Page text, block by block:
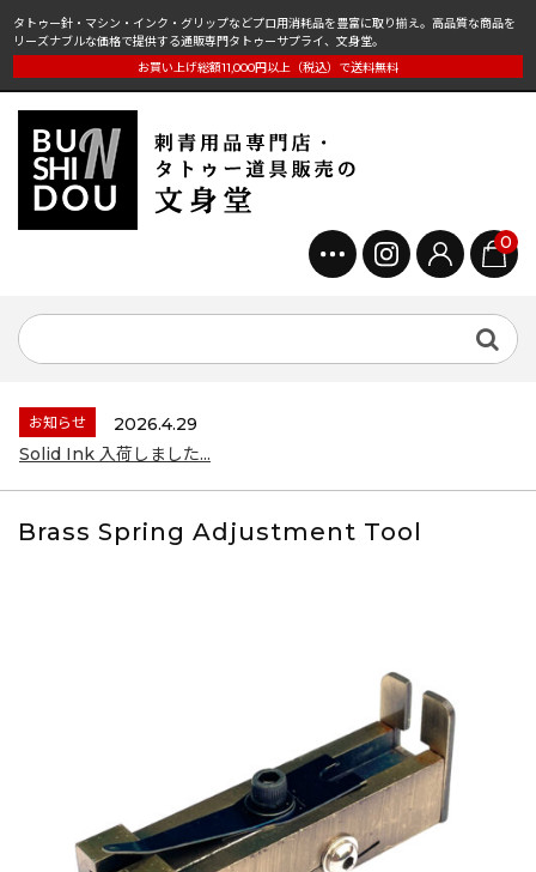
タトゥー針・マシン・インク・グリップなどプロ用消耗品を豊富に取り揃え。高品質な商品を
リーズナブルな価格で提供する通販専門タトゥーサプライ、文身堂。
お買い上げ総額11,000円以上（税込）で送料無料
0
お知らせ
2026.4.29
Solid Ink 入荷しました...
Brass Spring Adjustment Tool